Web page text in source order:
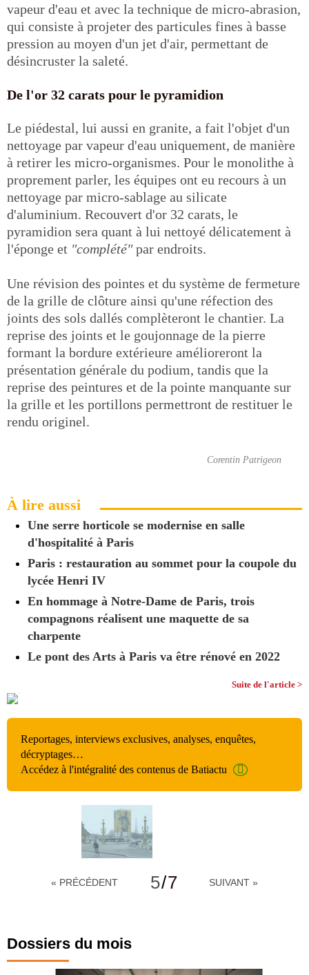
vapeur d'eau et avec la technique de micro-abrasion,
qui consiste à projeter des particules fines à basse
pression au moyen d'un jet d'air, permettant de
désincruster la saleté.
De l'or 32 carats pour le pyramidion
Le piédestal, lui aussi en granite, a fait l'objet d'un
nettoyage par vapeur d'eau uniquement, de manière
à retirer les micro-organismes. Pour le monolithe à
proprement parler, les équipes ont eu recours à un
nettoyage par micro-sablage au silicate
d'aluminium. Recouvert d'or 32 carats, le
pyramidion sera quant à lui nettoyé délicatement à
l'éponge et "complété"par endroits.
Une révision des pointes et du système de fermeture
de la grille de clôture ainsi qu'une réfection des
joints des sols dallés complèteront le chantier. La
reprise des joints et le goujonnage de la pierre
formant la bordure extérieure amélioreront la
présentation générale du podium, tandis que la
reprise des peintures et de la pointe manquante sur
la grille et les portillons permettront de restituer le
rendu originel.
Corentin Patrigeon
À lire aussi
Une serre horticole se modernise en salle
d'hospitalité à Paris
Paris : restauration au sommet pour la coupole du
lycée Henri IV
En hommage à Notre-Dame de Paris, trois
compagnons réalisent une maquette de sa
charpente
Le pont des Arts à Paris va être rénové en 2022
Suite de l'article >
Reportages, interviews exclusives, analyses, enquêtes,
décryptages…
Accédez à l'intégralité des contenus de Batiactu
« PRÉCÉDENT 5/7 SUIVANT »
Dossiers du mois